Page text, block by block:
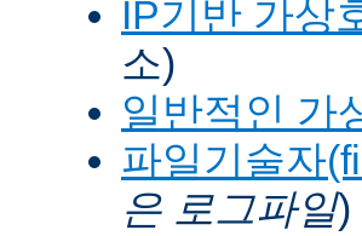
IP기반 가상
소)
일반적인 가
파일기술자
은 로그파일)